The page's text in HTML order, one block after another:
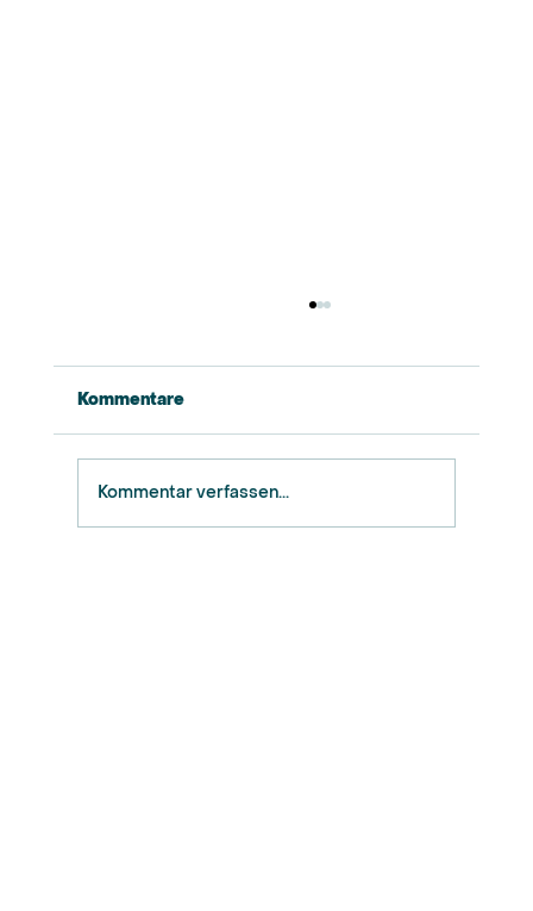
Sonntag: Bürgermeisterwahl!
Kommentare
Kommentar verfassen...